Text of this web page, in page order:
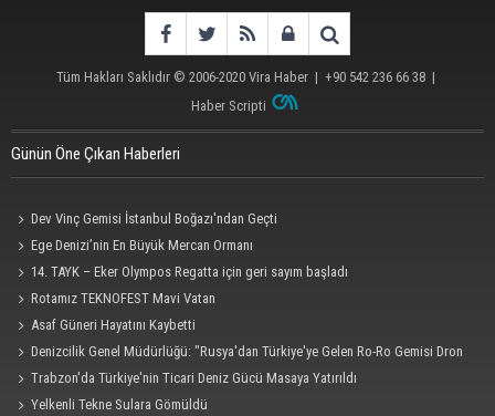
Tüm Hakları Saklıdır © 2006-2020 Vira Haber | +90 542 236 66 38 |
Haber Scripti
Günün Öne Çıkan Haberleri
Dev Vinç Gemisi İstanbul Boğazı'ndan Geçti
Ege Denizi’nin En Büyük Mercan Ormanı
14. TAYK – Eker Olympos Regatta için geri sayım başladı
Rotamız TEKNOFEST Mavi Vatan
Asaf Güneri Hayatını Kaybetti
Denizcilik Genel Müdürlüğü: "Rusya'dan Türkiye'ye Gelen Ro-Ro Gemisi Dron
Saldırısına Uğradı"
Trabzon'da Türkiye'nin Ticari Deniz Gücü Masaya Yatırıldı
Yelkenli Tekne Sulara Gömüldü